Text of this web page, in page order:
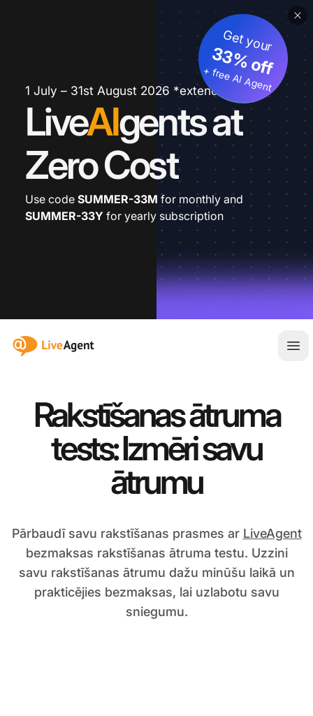
1 July – 31st August 2026 *extended
LiveAIgents at
Zero Cost
Get your
33% off
+ free AI Agent
Use code SUMMER-33M for monthly and
SUMMER-33Y for yearly subscription
:site.title
Rakstīšanas ātruma
tests: Izmēri savu
ātrumu
Pārbaudī savu rakstīšanas prasmes ar LiveAgent
bezmaksas rakstīšanas ātruma testu. Uzzini
savu rakstīšanas ātrumu dažu minūšu laikā un
prakticējies bezmaksas, lai uzlabotu savu
sniegumu.